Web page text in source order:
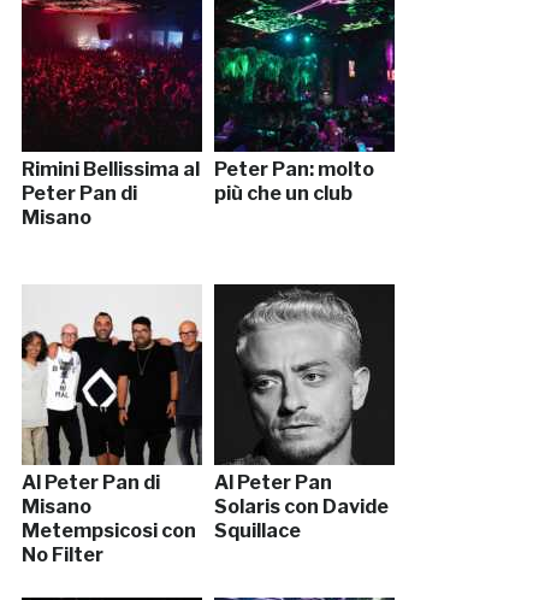
Rimini Bellissima al
Peter Pan di
Misano
Peter Pan: molto
più che un club
Al Peter Pan di
Misano
Metempsicosi con
No Filter
Al Peter Pan
Solaris con Davide
Squillace